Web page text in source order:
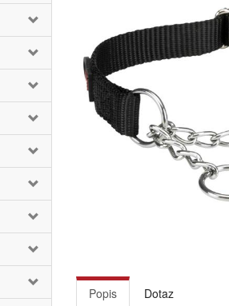
Popis Dotaz